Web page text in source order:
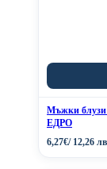
Мъжки блузи
ЕДРО
6,27€/ 12,26